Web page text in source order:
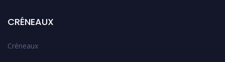
CRÉNEAUX
Créneaux